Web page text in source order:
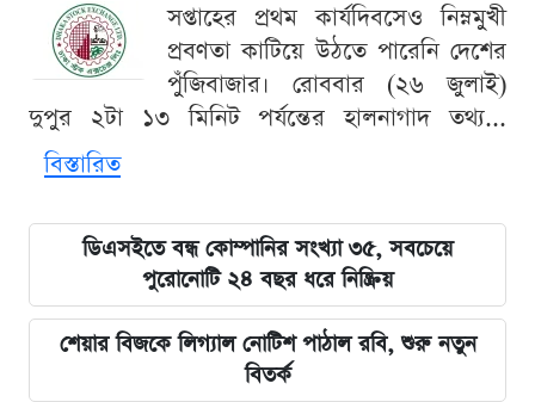
সপ্তাহের প্রথম কার্যদিবসেও নিম্নমুখী
প্রবণতা কাটিয়ে উঠতে পারেনি দেশের
পুঁজিবাজার। রোববার (২৬ জুলাই)
দুপুর ২টা ১৩ মিনিট পর্যন্তের হালনাগাদ তথ্য...
বিস্তারিত
ডিএসইতে বন্ধ কোম্পানির সংখ্যা ৩৫, সবচেয়ে
পুরোনোটি ২৪ বছর ধরে নিষ্ক্রিয়
শেয়ার বিজকে লিগ্যাল নোটিশ পাঠাল রবি, শুরু নতুন
বিতর্ক